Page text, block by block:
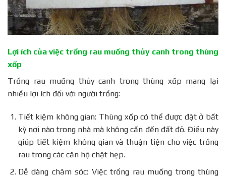
Lợi ích của việc trồng rau muống thủy canh trong thùng
xốp
Trồng rau muống thủy canh trong thùng xốp mang lại
nhiều lợi ích đối với người trồng:
Tiết kiệm không gian: Thùng xốp có thể được đặt ở bất
kỳ nơi nào trong nhà mà không cần đến đất đỏ. Điều này
giúp tiết kiệm không gian và thuận tiện cho việc trồng
rau trong các căn hộ chật hẹp.
Dễ dàng chăm sóc: Việc trồng rau muống trong thùng